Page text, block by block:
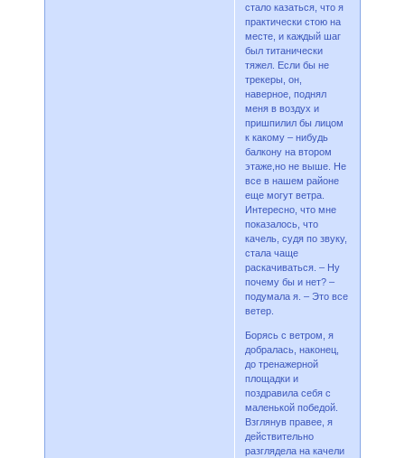
стало казаться, что я
практически стою на
месте, и каждый шаг
был титанически
тяжел. Если бы не
трекеры, он,
наверное, поднял
меня в воздух и
пришпилил бы лицом
к какому – нибудь
балкону на втором
этаже,но не выше. Не
все в нашем районе
еще могут ветра.
Интересно, что мне
показалось, что
качель, судя по звуку,
стала чаще
раскачиваться. – Ну
почему бы и нет? –
подумала я. – Это все
ветер.
Борясь с ветром, я
добралась, наконец,
до тренажерной
площадки и
поздравила себя с
маленькой победой.
Взглянув правее, я
действительно
разглядела на качели